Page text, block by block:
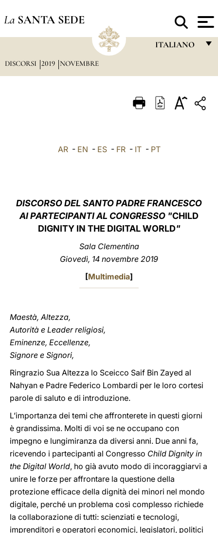
La SANTA SEDE
ITALIANO
ITALIANO
中文
LATINE
DISCORSI 2019 NOVEMBRE
AR- EN - ES- FR- IT- PT
DISCORSO DEL SANTO PADRE FRANCESCO
AI PARTECIPANTI AL CONGRESSO "CHILD
DIGNITY IN THE DIGITAL WORLD"
Sala Clementina
Giovedì, 14 novembre 2019
[Multimedia]
Maestà, Altezza,
Autorità e Leader religiosi,
Eminenze, Eccellenze,
Signore e Signori,
Ringrazio Sua Altezza lo Sceicco Saif Bin Zayed al
Nahyan e Padre Federico Lombardi per le loro cortesi
parole di saluto e di introduzione.
L’importanza dei temi che affronterete in questi giorni
è grandissima. Molti di voi se ne occupano con
impegno e lungimiranza da diversi anni. Due anni fa,
ricevendo i partecipanti al Congresso Child Dignity in
the Digital World, ho già avuto modo di incoraggiarvi a
unire le forze per affrontare la questione della
protezione efficace della dignità dei minori nel mondo
digitale, perché un problema così complesso richiede
la collaborazione di tutti: scienziati e tecnologi,
imprenditori e operatori economici, legislatori, politici